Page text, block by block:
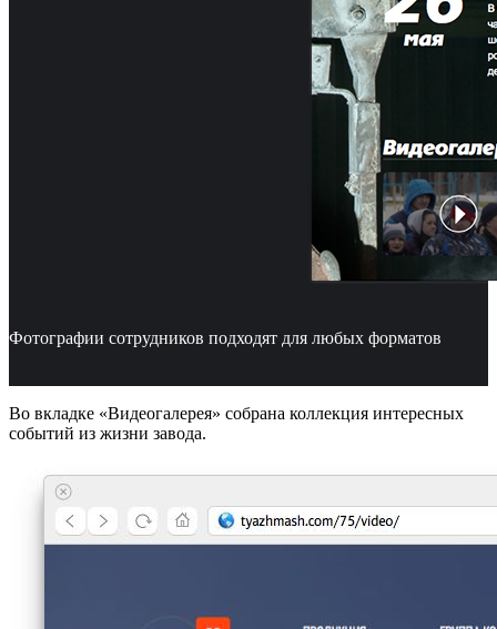
Фотографии сотрудников подходят для любых форматов
Во вкладке «Видеогалерея» собрана коллекция интересных
событий из жизни завода.